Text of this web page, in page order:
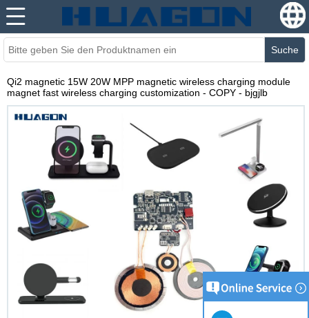
Suche
Qi2 magnetic 15W 20W MPP magnetic wireless charging module
magnet fast wireless charging customization - COPY - bjgjlb